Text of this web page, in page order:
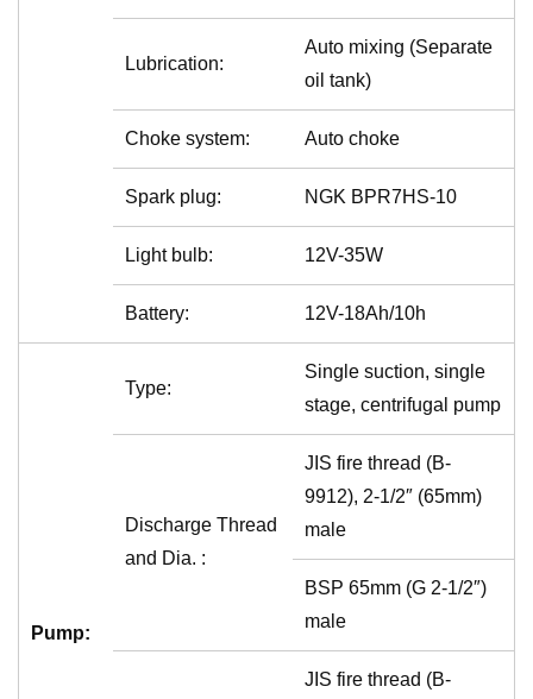
Lubrication:
Auto mixing (Separate
oil tank)
Choke system: Auto choke
Spark plug: NGK BPR7HS-10
Light bulb: 12V-35W
Battery: 12V-18Ah/10h
Pump:
Type:
Single suction, single
stage, centrifugal pump
Discharge Thread
and Dia. :
JIS fire thread (B-
9912), 2-1/2″ (65mm)
male
BSP 65mm (G 2-1/2″)
male
JIS fire thread (B-